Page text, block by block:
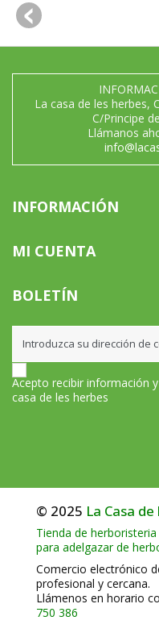
La casa de les herbes,
C/Principe
Llámanos
INFORMACIÓN
MI CUENTA
BOLETÍN
Acepto recibir información
casa de les herbes
© 2025 La Casa
Tienda de
para adelgazar de
Comercio electrónico
profesional y cercana.
Llámenos en horario
750 386